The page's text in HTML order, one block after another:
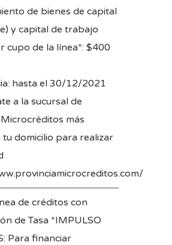
de bienes de capital
y capital de trabajo
cupo de la línea*: $400
hasta el 30/12/2021
a la sucursal de
más
tu domicilio para realizar
de créditos con
de Tasa *IMPULSO
Para financiar